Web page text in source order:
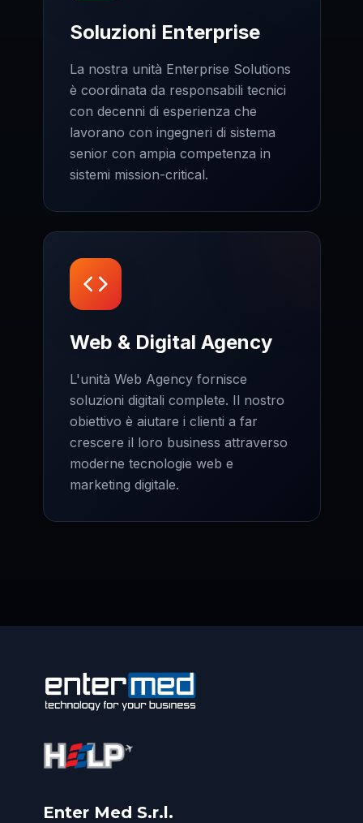
Soluzioni Enterprise
La nostra unità Enterprise Solutions
è coordinata da responsabili tecnici
con decenni di esperienza che
lavorano con ingegneri di sistema
senior con ampia competenza in
sistemi mission-critical.
Web & Digital Agency
L'unità Web Agency fornisce
soluzioni digitali complete. Il nostro
obiettivo è aiutare i clienti a far
crescere il loro business attraverso
moderne tecnologie web e
marketing digitale.
Enter Med S.r.l.